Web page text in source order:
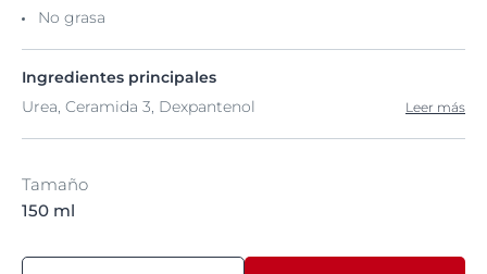
No grasa
Ingredientes principales
Urea, Ceramida 3, Dexpantenol
Leer más
Tamaño
150 ml